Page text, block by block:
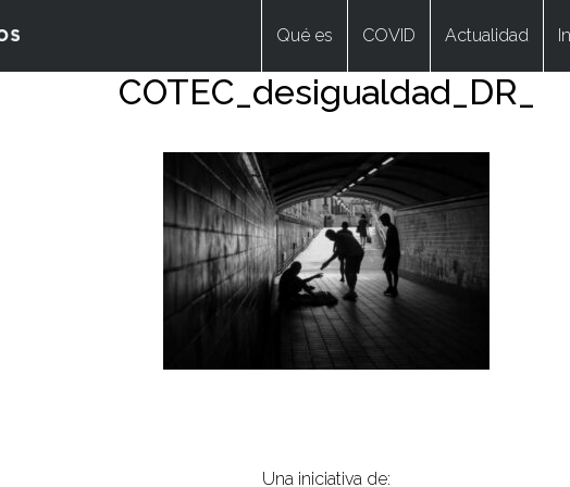
Qué es COVID Actualidad
COTEC_desigualdad_DR_
Una iniciativa de: